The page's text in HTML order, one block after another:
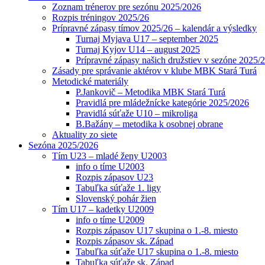
Zoznam trénerov pre sezónu 2025/2026
Rozpis tréningov 2025/26
Prípravné zápasy tímov 2025/26 – kalendár a výsledky
Turnaj Myjava U17 – september 2025
Turnaj Kyjov U14 – august 2025
Prípravné zápasy našich družstiev v sezóne 2025/
Zásady pre správanie aktérov v klube MBK Stará Turá
Metodické materiály
P.Jankovič – Metodika MBK Stará Turá
Pravidlá pre mládežnícke kategórie 2025/2026
Pravidlá súťaže U10 – mikroliga
B.Bažány – metodika k osobnej obrane
Aktuality zo siete
Sezóna 2025/2026
Tím U23 – mladé ženy U2003
info o tíme U2003
Rozpis zápasov U23
Tabuľka súťaže 1. ligy
Slovenský pohár žien
Tím U17 – kadetky U2009
info o tíme U2009
Rozpis zápasov U17 skupina o 1.-8. miesto
Rozpis zápasov sk. Západ
Tabuľka súťaže U17 skupina o 1.-8. miesto
Tabuľka súťaže sk. Západ